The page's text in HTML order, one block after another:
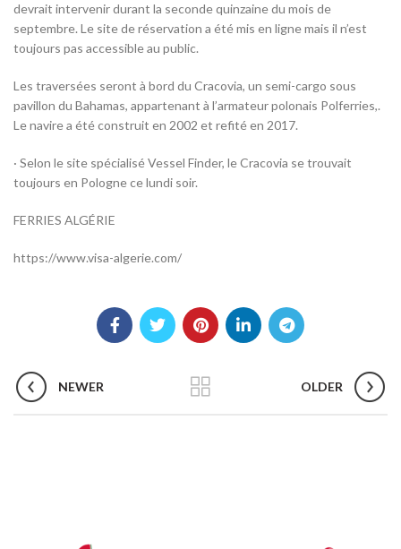
devrait intervenir durant la seconde quinzaine du mois de
septembre. Le site de réservation a été mis en ligne mais il n’est
toujours pas accessible au public.
Les traversées seront à bord du Cracovia, un semi-cargo sous
pavillon du Bahamas, appartenant à l’armateur polonais Polferries,.
Le navire a été construit en 2002 et refité en 2017.
· Selon le site spécialisé Vessel Finder, le Cracovia se trouvait
toujours en Pologne ce lundi soir.
FERRIES ALGÉRIE
https://www.visa-algerie.com/
NEWER OLDER